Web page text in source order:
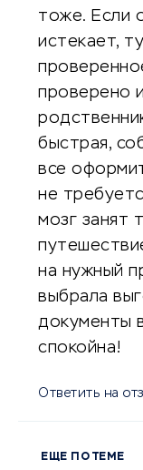
тоже. Если
истекает,
проверено
быстрая,
все
не
мозг занят
на нужный
выбрала
документы
спокойна!
Ответить на
ЕЩЕ ПО ТЕМЕ